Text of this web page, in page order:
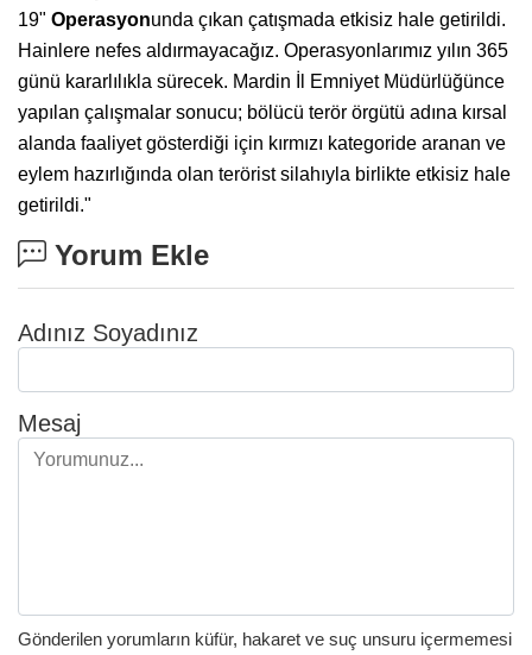
19" Operasyonunda çıkan çatışmada etkisiz hale getirildi.
Hainlere nefes aldırmayacağız. Operasyonlarımız yılın 365
günü kararlılıkla sürecek. Mardin İl Emniyet Müdürlüğünce
yapılan çalışmalar sonucu; bölücü terör örgütü adına kırsal
alanda faaliyet gösterdiği için kırmızı kategoride aranan ve
eylem hazırlığında olan terörist silahıyla birlikte etkisiz hale
getirildi."
Yorum Ekle
Adınız Soyadınız
Mesaj
Gönderilen yorumların küfür, hakaret ve suç unsuru içermemesi